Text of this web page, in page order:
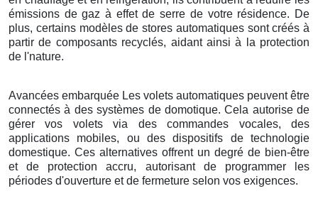
émissions de gaz à effet de serre de votre résidence. De
plus, certains modèles de stores automatiques sont créés à
partir de composants recyclés, aidant ainsi à la protection
de l'nature.
Avancées embarquée Les volets automatiques peuvent être
connectés à des systèmes de domotique. Cela autorise de
gérer vos volets via des commandes vocales, des
applications mobiles, ou des dispositifs de technologie
domestique. Ces alternatives offrent un degré de bien-être
et de protection accru, autorisant de programmer les
périodes d'ouverture et de fermeture selon vos exigences.